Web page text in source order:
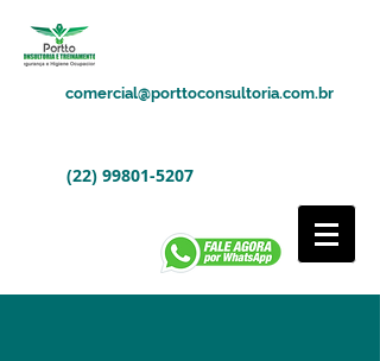
comercial@porttoconsultoria.com.br
(22) 99801-5207